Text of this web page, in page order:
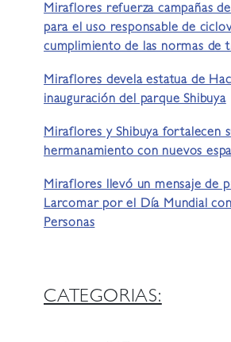
Miraflores refuerza campañas
para el uso responsable de
cumplimiento de las normas de
Miraflores devela estatua de
inauguración del parque Shibuya
Miraflores y Shibuya fortalecen
hermanamiento con nuevos
Miraflores llevó un mensaje de
Larcomar por el Día Mundial
Personas
CATEGORIAS: